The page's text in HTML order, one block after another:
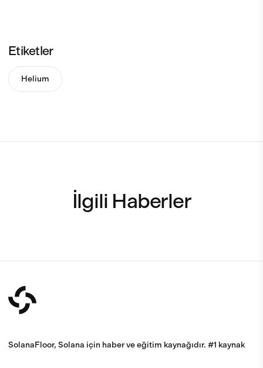
Etiketler
Helium
İlgili Haberler
SolanaFloor, Solana için haber ve eğitim kaynağıdır. #1 kaynak